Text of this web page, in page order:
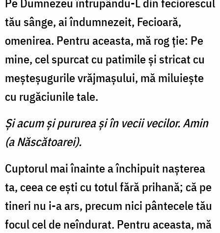
Pe Dumnezeu întrupându-L din feciorescul
tău sânge, ai îndumnezeit, Fecioară,
omenirea. Pentru aceasta, mă rog ţie: Pe
mine, cel spurcat cu patimile şi stricat cu
meşteşugurile vrăjmaşului, mă miluieşte
cu rugăciunile tale.
Şi acum şi pururea şi în vecii vecilor. Amin
(a Născătoarei).
Cuptorul mai înainte a închipuit naşterea
ta, ceea ce eşti cu totul fără prihană; că pe
tineri nu i-a ars, precum nici pântecele tău
focul cel de neîndurat. Pentru aceasta, mă